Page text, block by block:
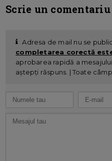
Scrie un comentariu
Adresa de mail nu se
completarea corectă
aprobarea rapidă a
aștepți răspuns. | Toate